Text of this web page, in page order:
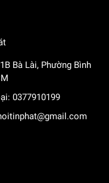
Bà Lài, Phường Bình
0377910199